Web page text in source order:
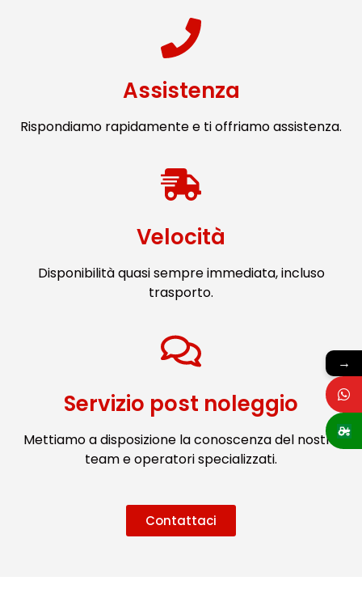
Assistenza
Rispondiamo rapidamente e ti offriamo assistenza.
Velocità
Disponibilità quasi sempre immediata, incluso
trasporto.
Servizio post noleggio
Mettiamo a disposizione la conoscenza del nostro
team e operatori specializzati.
Contattaci
→